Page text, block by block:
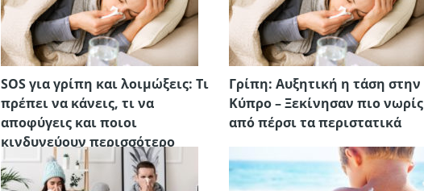
SOS για γρίπη και λοιμώξεις: Τι
πρέπει να κάνεις, τι να
αποφύγεις και ποιοι
κινδυνεύουν περισσότερο
Γρίπη: Αυξητική η τάση στην
Κύπρο – Ξεκίνησαν πιο νωρίς
από πέρσι τα περιστατικά